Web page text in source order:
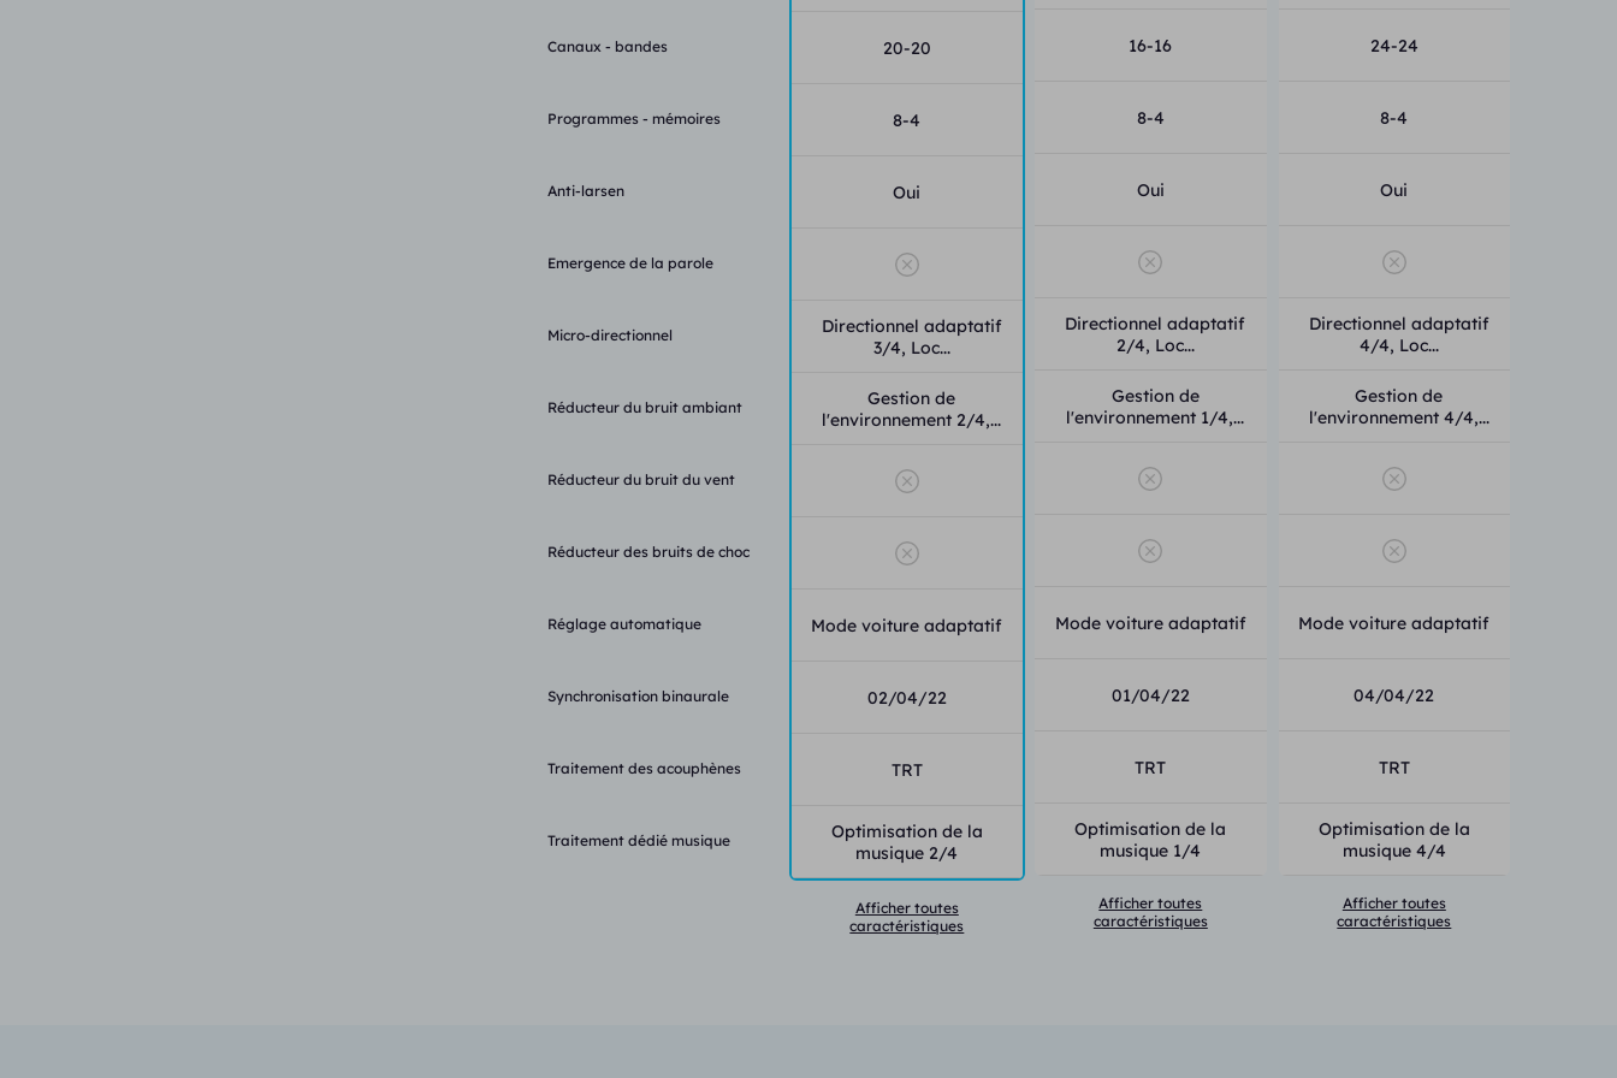
– Solution anti acouphène avec la technologie Tinnitus Thérapie
– Augmentation progressive du volume
– Anti larsen puissant
– Duplication fréquentielle
Canaux - bandes
Programmes - mémoires
Anti-larsen
Emergence de la parole
Micro-directionnel
Réducteur du bruit ambiant
Réducteur du bruit du vent
Réducteur des bruits de choc
Réglage automatique
Synchronisation binaurale
Traitement des acouphènes
Traitement dédié musique
20-20
8-4
Oui
Directionnel adaptatif
3/4, Loc...
Gestion de
l'environnement 2/4,...
Mode voiture adaptatif
02/04/22
TRT
Optimisation de la
musique 2/4
Afficher toutes
caractéristiques
16-16
8-4
Oui
Directionnel adaptatif
2/4, Loc...
Gestion de
l'environnement 1/4,...
Mode voiture adaptatif
01/04/22
TRT
Optimisation de la
musique 1/4
Afficher toutes
caractéristiques
24-24
8-4
Oui
Directionnel adaptatif
4/4, Loc...
Gestion de
l'environnement 4/4,...
Mode voiture adaptatif
04/04/22
TRT
Optimisation de la
musique 4/4
Afficher toutes
caractéristiques